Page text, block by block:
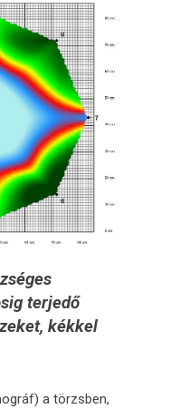
terjedő
kékkel
a törzsben,